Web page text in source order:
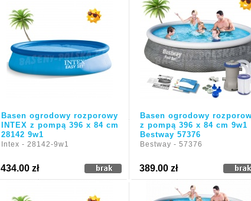
Basen ogrodowy rozporowy
INTEX z pompą 396 x 84 cm
28142 9w1
Intex - 28142-9w1
434.00 zł
Basen ogrodowy
z pompą 396 x 84 cm 9w1
Bestway 57376
Bestway - 57376
389.00 zł